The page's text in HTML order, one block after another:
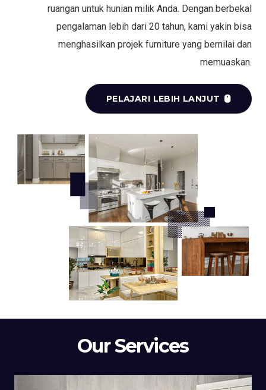
ruangan untuk hunian milik Anda. Dengan berbekal
pengalaman lebih dari 20 tahun, kami yakin bisa
menghasilkan projek furniture yang bernilai dan
memuaskan.
PELAJARI LEBIH LANJUT
Our Services